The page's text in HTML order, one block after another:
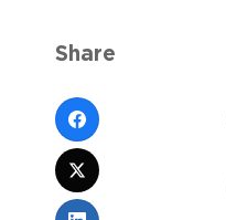
Share